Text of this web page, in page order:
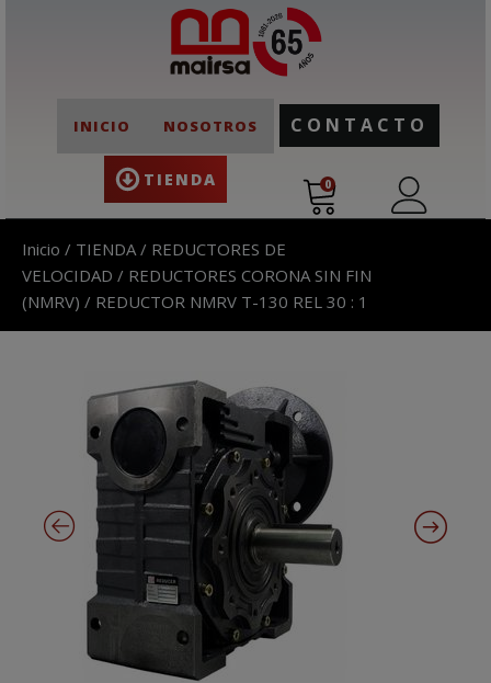
INICIO NOSOTROS
TIENDA
CONTACTO
0
Inicio / TIENDA / REDUCTORES DE
VELOCIDAD / REDUCTORES CORONA SIN FIN
(NMRV) / REDUCTOR NMRV T-130 REL 30 : 1